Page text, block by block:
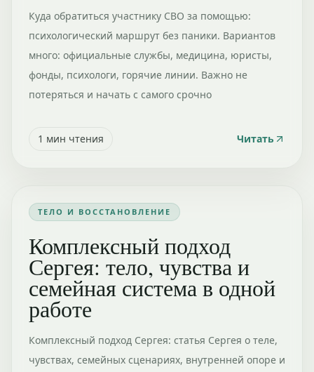
Куда обратиться участнику СВО за помощью:
психологический маршрут без паники. Вариантов
много: официальные службы, медицина, юристы,
фонды, психологи, горячие линии. Важно не
потеряться и начать с самого срочно
1 мин чтения Читать
ТЕЛО И ВОССТАНОВЛЕНИЕ
Комплексный подход
Сергея: тело, чувства и
семейная система в одной
работе
Комплексный подход Сергея: статья Сергея о теле,
чувствах, семейных сценариях, внутренней опоре и